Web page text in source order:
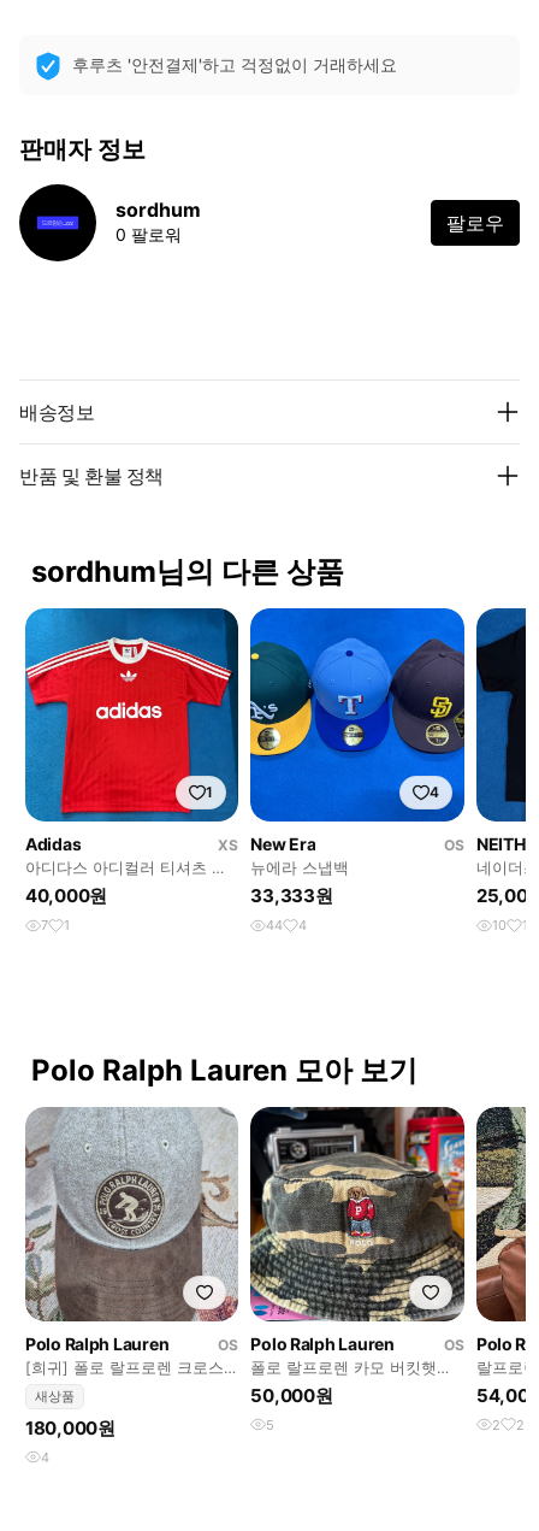
후루츠 '안전결제'하고 걱정없이 거래하세요
판매자 정보
sordhum
0 팔로워 팔로우
배송정보
반품 및 환불 정책
sordhum님의 다른 상품
1
Adidas
XS
아디다스 아디컬러 티셔츠 베
러 스칼렛 화이트 xs
40,000원
7 1
4
New Era
OS
뉴에라 스냅백
33,333원
44 4
네이더
10 1
Polo Ralph Lauren 모아 보기
Polo Ralph Lauren
OS
[희귀] 폴로 랄프로렌 크로스
컨트리 울 스웨이드 볼캡
새상품
180,000원
4
Polo Ralph Lauren
OS
폴로 랄프로렌 카모 버킷햇
59cm
50,000원
5
Polo
랄프로
볼캡
2 2